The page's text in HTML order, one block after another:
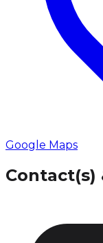
Google Maps
Contact(s)